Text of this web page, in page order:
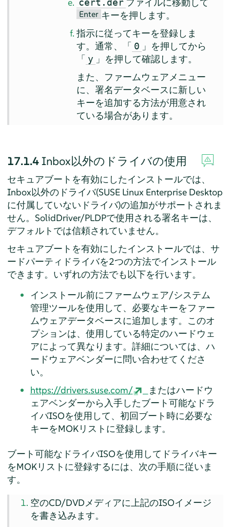
cert.der ファイルに移動して
Enter キーを押します。
指示に従ってキーを登録しま
す。通常、「 0 」を押してから
「 y 」を押して確認します。
また、ファームウェアメニュー
に、署名データベースに新しい
キーを追加する方法が用意され
ている場合があります。
17.1.4Inbox以外のドライバの使用
セキュアブートを有効にしたインストールでは、
Inbox以外のドライバ(SUSE Linux Enterprise Desktop
に付属していないドライバ)の追加がサポートされま
せん。SolidDriver/PLDPで使用される署名キーは、
デフォルトでは信頼されていません。
セキュアブートを有効にしたインストールでは、サ
ードパーティドライバを2つの方法でインストール
できます。いずれの方法でも以下を行います。
インストール前にファームウェア/システム
管理ツールを使用して、必要なキーをファー
ムウェアデータベースに追加します。このオ
プションは、使用している特定のハードウェ
アによって異なります。詳細については、ハ
ードウェアベンダーに問い合わせてくださ
い。
https://drivers.suse.com/
またはハードウ
ェアベンダーから入手したブート可能なドラ
イバISOを使用して、初回ブート時に必要な
キーをMOKリストに登録します。
ブート可能なドライバISOを使用してドライバキー
をMOKリストに登録するには、次の手順に従いま
す。
空のCD/DVDメディアに上記のISOイメージ
を書き込みます。